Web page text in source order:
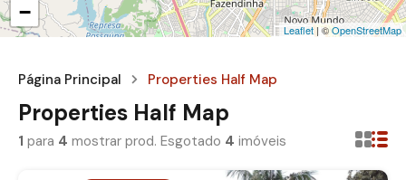
−
Leaflet| ©OpenStreetMap
Página Principal Properties Half Map
Properties Half Map
1 para 4 mostrar prod. Esgotado 4 imóveis